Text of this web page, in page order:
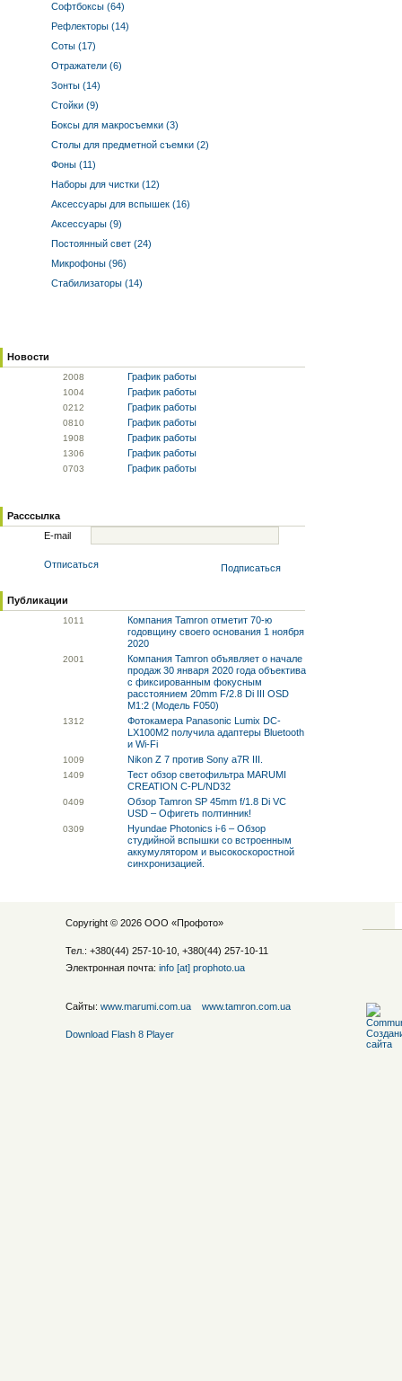
Софтбоксы (64)
Рефлекторы (14)
Соты (17)
Отражатели (6)
Зонты (14)
Стойки (9)
Боксы для макросъемки (3)
Столы для предметной съемки (2)
Фоны (11)
Наборы для чистки (12)
Аксессуары для вспышек (16)
Аксессуары (9)
Постоянный свет (24)
Микрофоны (96)
Стабилизаторы (14)
Новости
2008 График работы
1004 График работы
0212 График работы
0810 График работы
1908 График работы
1306 График работы
0703 График работы
Расссылка
E-mail
Отписаться Подписаться
Публикации
1011
Компания Tamron отметит 70-ю
годовщину своего основания 1 ноября
2020
2001
Компания Tamron объявляет о начале
продаж 30 января 2020 года объектива
с фиксированным фокусным
расстоянием 20mm F/2.8 Di III OSD
M1:2 (Модель F050)
1312
Фотокамера Panasonic Lumix DC-
LX100M2 получила адаптеры Bluetooth
и Wi-Fi
1009 Nikon Z 7 против Sony a7R III.
1409
Тест обзор светофильтра MARUMI
CREATION C-PL/ND32
0409
Обзор Tamron SP 45mm f/1.8 Di VC
USD – Офигеть полтинник!
0309
Hyundae Photonics i-6 – Обзор
студийной вспышки со встроенным
аккумулятором и высокоскоростной
синхронизацией.
Copyright © 2026 ООО «Профото»
Тел.: +380(44) 257-10-10, +380(44) 257-10-11
Электронная почта: info [at] prophoto.ua
Сайты: www.marumi.com.ua www.tamron.com.ua
Download Flash 8 Player